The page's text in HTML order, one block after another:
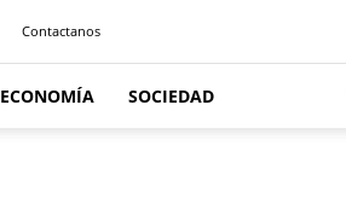
Contactanos
ECONOMÍA SOCIEDAD